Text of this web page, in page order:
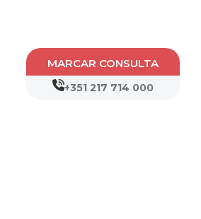
MARCAR CONSULTA
+351 217 714 000